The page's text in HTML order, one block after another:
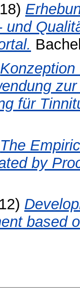
und
für
The
by
based